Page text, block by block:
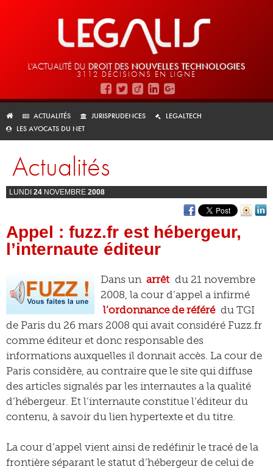
L'ACTUALITÉ DU DROIT DES NOUVELLES TECHNOLOGIES
3112 DÉCISIONS EN LIGNE
ACTUALITÉS JURISPRUDENCES
LEGALTECH
LES AVOCATS DU NET
Actualités
LUNDI 24 NOVEMBRE 2008
Appel : fuzz.fr est hébergeur,
l’internaute éditeur
Dans un arrêt du 21 novembre
2008, la cour d’appel a infirmé
l’ordonnance de référé du TGI
de Paris du 26 mars 2008 qui avait considéré Fuzz.fr
comme éditeur et donc responsable des
informations auxquelles il donnait accès. La cour de
Paris considère, au contraire que le site qui diffuse
des articles signalés par les internautes a la qualité
d’hébergeur. Et l’internaute constitue l’éditeur du
contenu, à savoir du lien hypertexte et du titre.
La cour d’appel vient ainsi de redéfinir le tracé de la
frontière séparant le statut d’hébergeur de celui de